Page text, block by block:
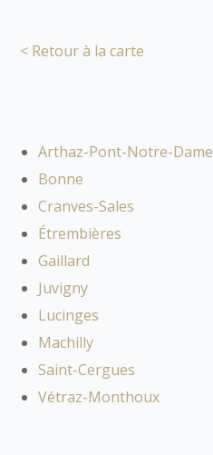
< Retour à la carte
Arthaz-Pont-Notre-Dame
Bonne
Cranves-Sales
Étrembières
Gaillard
Juvigny
Lucinges
Machilly
Saint-Cergues
Vétraz-Monthoux